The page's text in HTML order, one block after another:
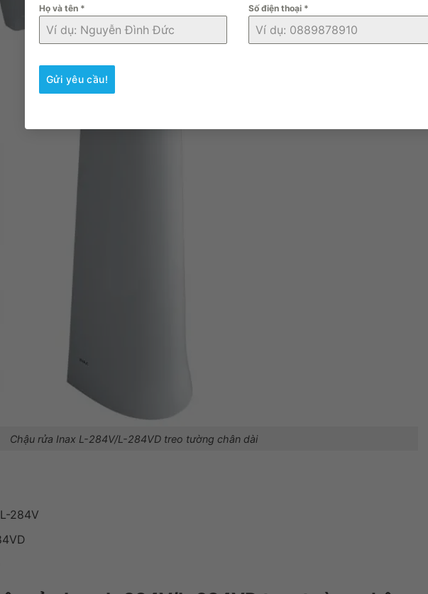
Họ và tên * Số điện thoại *
Gửi yêu cầu!
Chậu rửa Inax L-284V/L-284VD treo tường chân dài
284V